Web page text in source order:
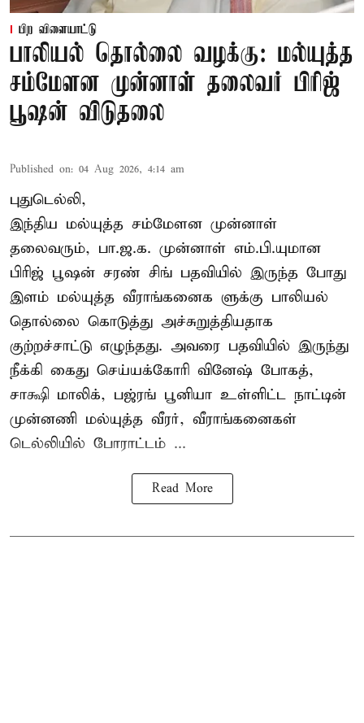
பிற விளையாட்டு
பாலியல் தொல்லை வழக்கு: மல்யுத்த
சம்மேளன முன்னாள் தலைவர் பிரிஜ்
பூஷன் விடுதலை
Published on: 04 Aug 2026, 4:14 am
புதுடெல்லி,
இந்திய மல்யுத்த சம்மேளன முன்னாள்
தலைவரும், பா.ஜ.க. முன்னாள் எம்.பி.யுமான
பிரிஜ் பூஷன் சரண் சிங் பதவியில் இருந்த போது
இளம் மல்யுத்த வீராங்கனைக ளுக்கு பாலியல்
தொல்லை கொடுத்து அச்சுறுத்தியதாக
குற்றச்சாட்டு எழுந்தது. அவரை பதவியில் இருந்து
நீக்கி கைது செய்யக்கோரி வினேஷ் போகத்,
சாக்ஷி மாலிக், பஜ்ரங் பூனியா உள்ளிட்ட நாட்டின்
முன்னணி மல்யுத்த வீரர், வீராங்கனைகள்
டெல்லியில் போராட்டம் ...
Read More